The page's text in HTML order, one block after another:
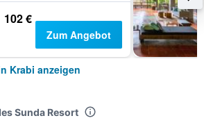
102 €
Zum Angebot
Krabi anzeigen
Sunda Resort